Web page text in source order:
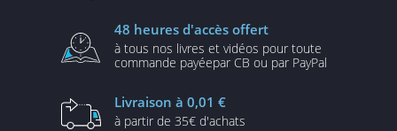
48 heures d'accès offert
à tous nos livres et vidéos pour toute
commande payéepar CB ou par PayPal
Livraison à 0,01 €
à partir de 35€ d'achats